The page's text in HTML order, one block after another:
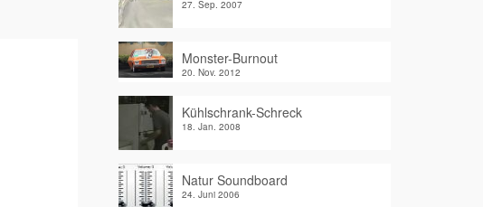
27. Sep. 2007
Monster-Burnout
20. Nov. 2012
Kühlschrank-Schreck
18. Jan. 2008
Natur Soundboard
24. Juni 2006